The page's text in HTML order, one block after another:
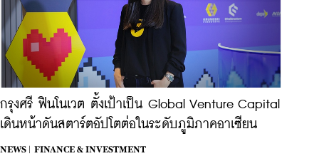
กรุงศรี ฟินโนเวต ตั้งเป้าเป็น Global Venture Capital
เดินหน้าดันสตาร์ตอัปโตต่อในระดับภูมิภาคอาเซียน
NEWS |
FINANCE & INVESTMENT